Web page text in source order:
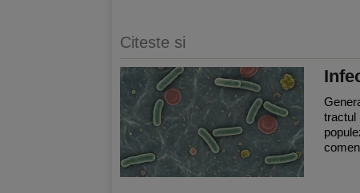
Citeste si
tractul